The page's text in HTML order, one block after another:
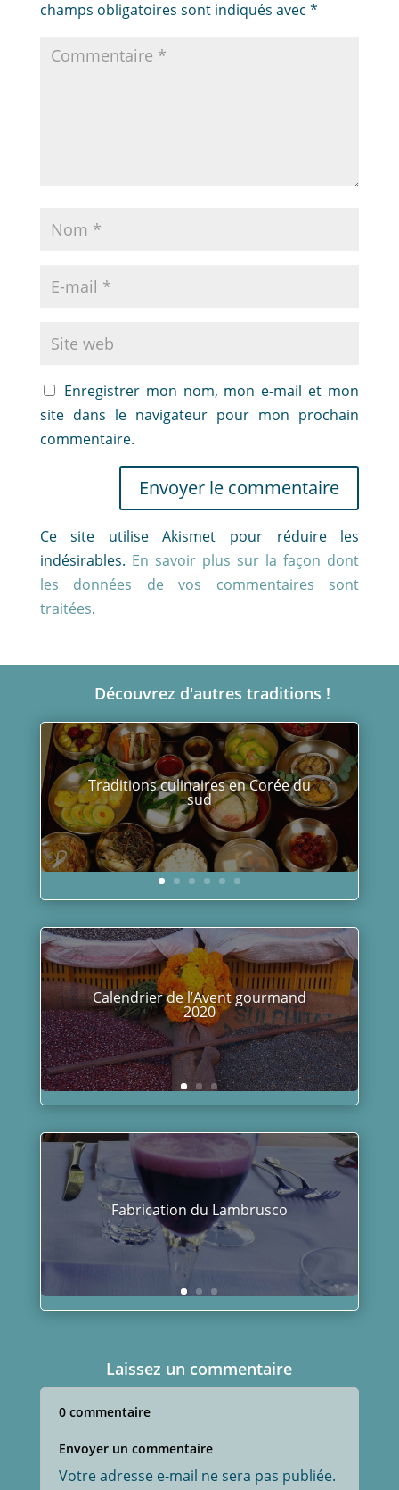
champs obligatoires sont indiqués avec *
Enregistrer mon nom, mon e-mail et mon
site dans le navigateur pour mon prochain
commentaire.
Envoyer le commentaire
Ce site utilise Akismet pour réduire les
indésirables. En savoir plus sur la façon dont
les données de vos commentaires sont
traitées.
Découvrez d'autres traditions !
Cours de cuisine traditionnelle au
Cambodge
Fabrication du jambon Prosciutto
de Modène
Fabrication du vinaigre
balsamique de Modène
traditionnel
Laissez un commentaire
0 commentaire
Envoyer un commentaire
Votre adresse e-mail ne sera pas publiée.